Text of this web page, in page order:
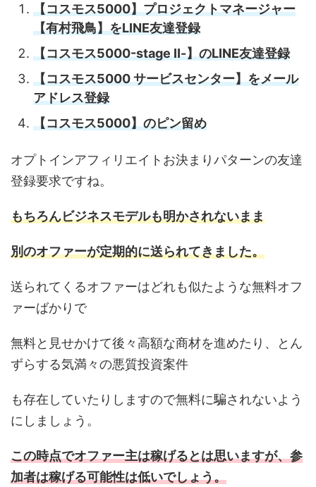
【コスモス5000】プロジェクトマネージャー
【有村飛鳥】をLINE友達登録
【コスモス5000-stage Ⅱ-】のLINE友達登録
【コスモス5000 サービスセンター】をメール
アドレス登録
【コスモス5000】のピン留め
オプトインアフィリエイトお決まりパターンの友達
登録要求ですね。
もちろんビジネスモデルも明かされないまま
別のオファーが定期的に送られてきました。
送られてくるオファーはどれも似たような無料オフ
ァーばかりで
無料と見せかけて後々高額な商材を進めたり、とん
ずらする気満々の悪質投資案件
も存在していたりしますので無料に騙されないよう
にしましょう。
この時点でオファー主は稼げるとは思いますが、参
加者は稼げる可能性は低いでしょう。